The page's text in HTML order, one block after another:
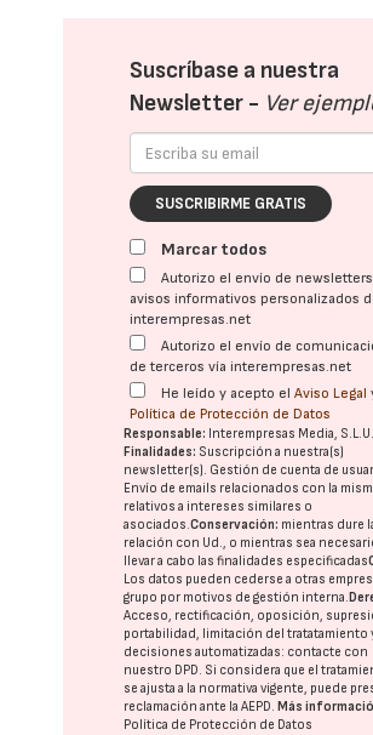
Suscríbase a nuestra
Newsletter - Ver
SUSCRIBIRME GRATIS
Marcar todos
Autorizo el envío de
avisos informativos personalizados
interempresas.net
Autorizo el envío de
de terceros vía interempresas.net
He leído y acepto elAviso Legal
Política de Protección de Datos
Responsable: Interempresas Media, S.L.U.
Finalidades: Suscripción a nuestra(s)
newsletter(s). Gestión de cuenta de
Envío de emails relacionados con la
relativos a intereses similares o
asociados.Conservación: mientras dure
relación con Ud., o mientras sea
llevar a cabo las finalidades especificadas
Los datos pueden cederse a otras
grupo por motivos de gestión interna.
Acceso, rectificación, oposición,
portabilidad, limitación del tratatamiento
decisiones automatizadas: contacte con
nuestro DPD. Si considera que el
se ajusta a la normativa vigente, puede
reclamación ante laAEPD. Más
Política de Protección de Datos